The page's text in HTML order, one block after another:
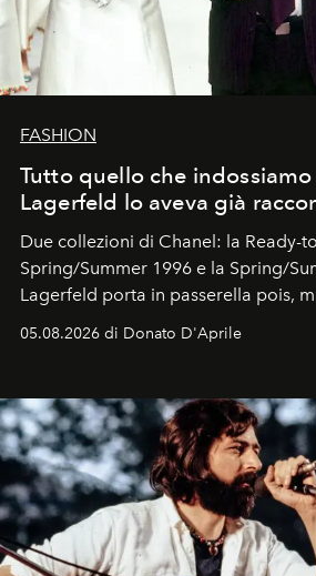
FASHION
Tutto quello che
Lagerfeld lo aveva già
Due collezioni di Chanel: la Ready-
Spring/Summer 1996 e la Spring/
Lagerfeld porta in passerella pois,
Kate, Claudia e Carla una dietro
uno dei documenti più
05.08.2026 di Donato D'Aprile